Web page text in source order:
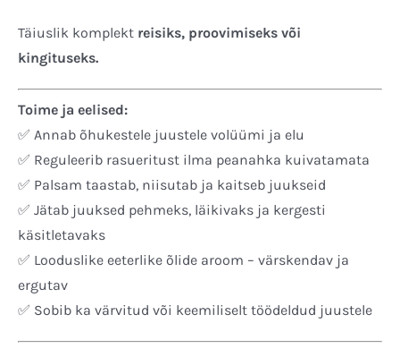
Täiuslik komplekt reisiks, proovimiseks või
kingituseks.
Toime ja eelised:
✅ Annab õhukestele juustele volüümi ja elu
✅ Reguleerib rasueritust ilma peanahka kuivatamata
✅ Palsam taastab, niisutab ja kaitseb juukseid
✅ Jätab juuksed pehmeks, läikivaks ja kergesti
käsitletavaks
✅ Looduslike eeterlike õlide aroom – värskendav ja
ergutav
✅ Sobib ka värvitud või keemiliselt töödeldud juustele